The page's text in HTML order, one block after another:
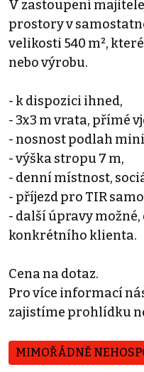
V zastoupení
prostory v
velikosti 540 m²,
nebo výrobu.
- k dispozici ihned,
- 3x3 m vrata, přímé
- nosnost podlah
- výška stropu 7 m,
- denní místnost,
- příjezd pro TIR
- další úpravy
konkrétního klienta.
Cena na dotaz.
Pro více informací
zajistíme prohlídku
MIMOŘÁDNĚ